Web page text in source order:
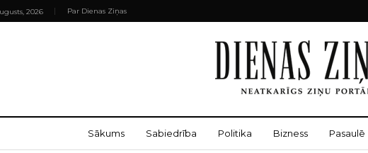
2026 Par Dienas Ziņas
Sākums Sabiedrība Politika Bizness Pasaulē